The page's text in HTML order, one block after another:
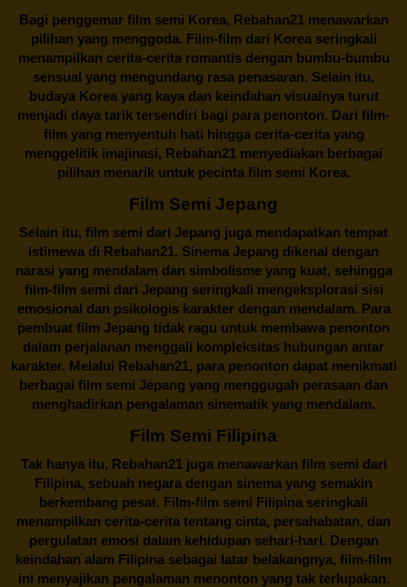
Bagi penggemar film semi Korea, Rebahan21menawarkan
pilihan yang menggoda. Film-film dari Korea seringkali
menampilkan cerita-cerita romantis dengan bumbu-bumbu
sensual yang mengundang rasa penasaran. Selain itu,
budaya Korea yang kaya dan keindahan visualnya turut
menjadi daya tarik tersendiri bagi para penonton. Dari film-
film yang menyentuh hati hingga cerita-cerita yang
menggelitik imajinasi, Rebahan21 menyediakan berbagai
pilihan menarik untuk pecinta film semi Korea.
Film Semi Jepang
Selain itu, film semi dari Jepang juga mendapatkan tempat
istimewa di Rebahan21. Sinema Jepang dikenal dengan
narasi yang mendalam dan simbolisme yang kuat, sehingga
film-film semi dari Jepang seringkali mengeksplorasi sisi
emosional dan psikologis karakter dengan mendalam. Para
pembuat film Jepang tidak ragu untuk membawa penonton
dalam perjalanan menggali kompleksitas hubungan antar
karakter. Melalui Rebahan21, para penonton dapat menikmati
berbagai film semi Jepang yang menggugah perasaan dan
menghadirkan pengalaman sinematik yang mendalam.
Film Semi Filipina
Tak hanya itu, Rebahan21juga menawarkan film semi dari
Filipina, sebuah negara dengan sinema yang semakin
berkembang pesat. Film-film semi Filipina seringkali
menampilkan cerita-cerita tentang cinta, persahabatan, dan
pergulatan emosi dalam kehidupan sehari-hari. Dengan
keindahan alam Filipina sebagai latar belakangnya, film-film
ini menyajikan pengalaman menonton yang tak terlupakan.